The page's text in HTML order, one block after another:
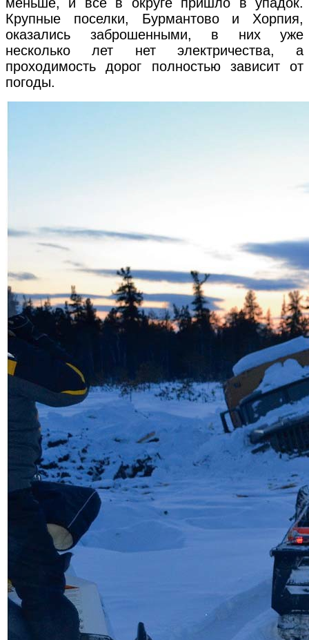
Крупные поселки, Бурмантово и Хорпия,
оказались заброшенными, в них уже
несколько лет нет электричества, а
проходимость дорог полностью зависит от
погоды.